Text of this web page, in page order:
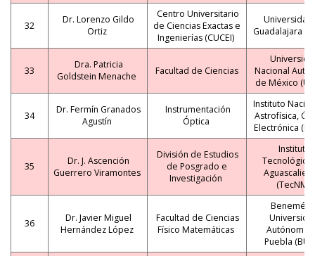
32
Dr. Lorenzo Gildo
Ortiz
Centro Universitario
de Ciencias Exactas e
Ingenierías (CUCEI)
Guadalajara
33
Dra. Patricia
Goldstein Menache
Facultad de Ciencias
Nacional
de México
34
Dr. Fermín Granados
Agustín
Instrumentación
Óptica
Instituto
Astrofísica,
Electrónica
35
Dr. J. Ascención
Guerrero Viramontes
División de Estudios
de Posgrado e
Investigación
Instituto
Tecnológico
(TecNM)
36
Dr. Javier Miguel
Hernández López
Facultad de Ciencias
Físico Matemáticas
Autónoma
Puebla